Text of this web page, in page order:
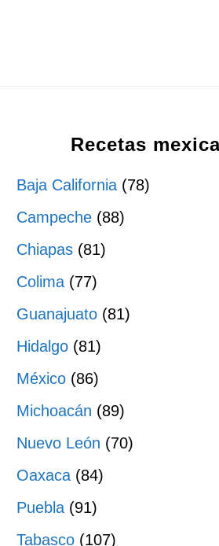
Recetas
Baja California (78)
Campeche (88)
Chiapas (81)
Colima (77)
Guanajuato (81)
Hidalgo (81)
México (86)
Michoacán (89)
Nuevo León (70)
Oaxaca (84)
Puebla (91)
Tabasco (107)